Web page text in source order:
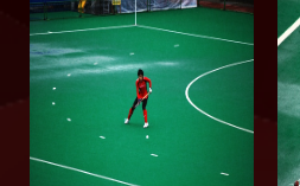
2016
2015
2014
2013